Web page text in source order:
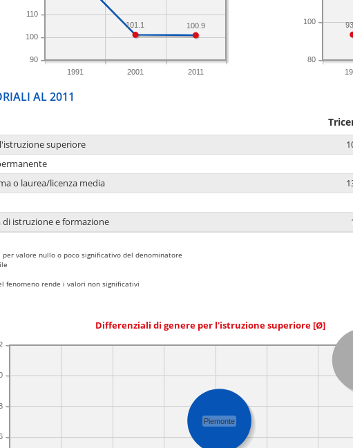
1991 2001 2011
90
100
110
100.9
101.1
80
100
AL 2011
superiore
o laurea/licenza media
di istruzione e formazione
valore nullo o poco significativo del denominatore
fenomeno rende i valori non significativi
Differenziali di genere per l'istruzione superiore [Ø]
Piemonte